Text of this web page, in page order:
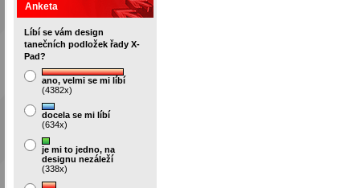
Anketa
Líbí se vám design
tanečních podložek řady X-
Pad?
ano, velmi se mi líbí
(4382x)
docela se mi líbí
(634x)
je mi to jedno, na
designu nezáleží
(338x)